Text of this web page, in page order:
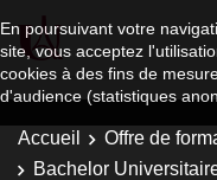
En poursuivant votre
site, vous acceptez
cookies à des fins de
d'audience (statistiques
Accueil
Offre de
Bachelor